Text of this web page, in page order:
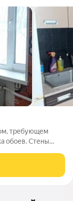
требующем
обоев. Стены
в гостиной 3